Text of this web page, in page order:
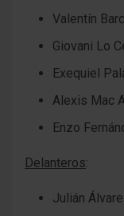
Valentín
Giovani Lo
Exequiel
Alexis Mac
Enzo
Delanteros:
Julián